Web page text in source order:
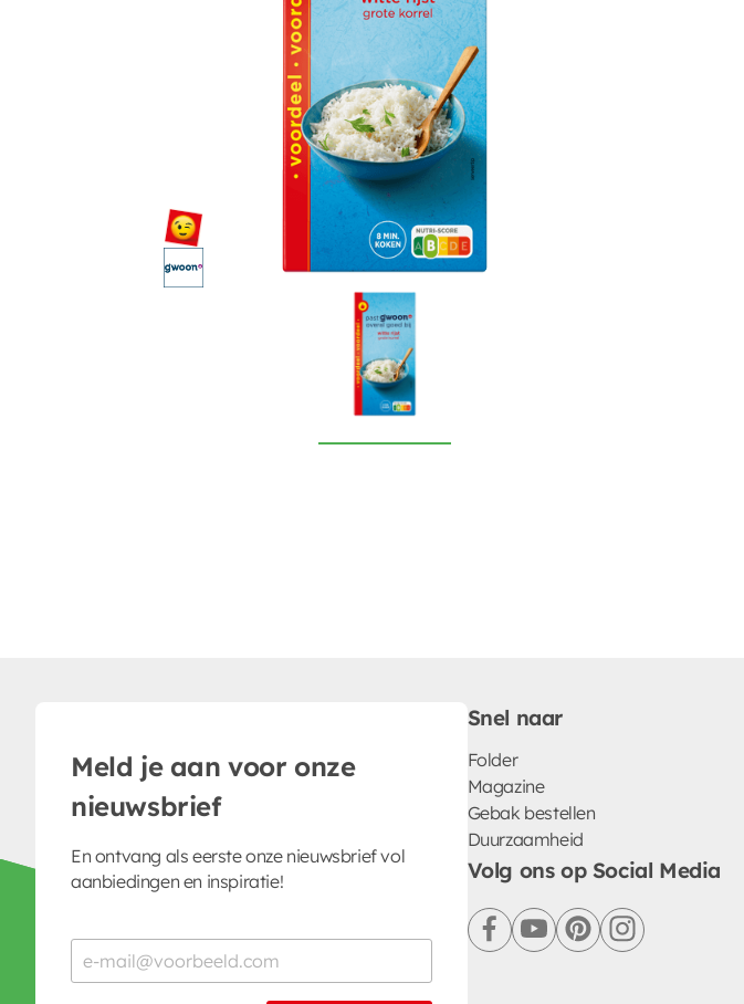
Meld je aan voor onze
nieuwsbrief
En ontvang als eerste onze nieuwsbrief vol
aanbiedingen en inspiratie!
Snel naar
Folder
Magazine
Gebak bestellen
Duurzaamheid
Volg ons op Social Media
facebookyoutubepinterestinstagram